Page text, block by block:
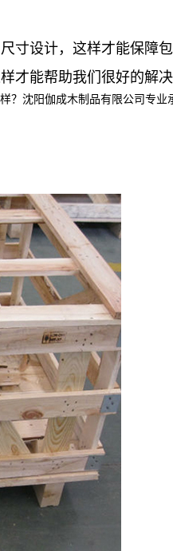
设计，这样才能保障包
能帮助我们很好的解决
？沈阳伽成木制品有限公司专